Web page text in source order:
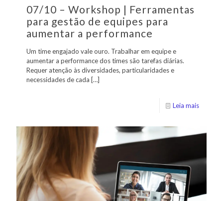
07/10 – Workshop | Ferramentas
para gestão de equipes para
aumentar a performance
Um time engajado vale ouro. Trabalhar em equipe e
aumentar a performance dos times são tarefas diárias.
Requer atenção às diversidades, particularidades e
necessidades de cada […]
Leia mais